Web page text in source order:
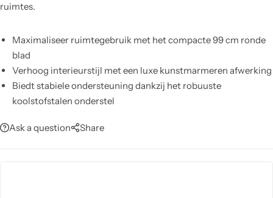
ruimtes.
Maximaliseer ruimtegebruik met het compacte 99 cm ronde
blad
Verhoog interieurstijl met een luxe kunstmarmeren afwerking
Biedt stabiele ondersteuning dankzij het robuuste
koolstofstalen onderstel
woonstijlen
Ask a question Share